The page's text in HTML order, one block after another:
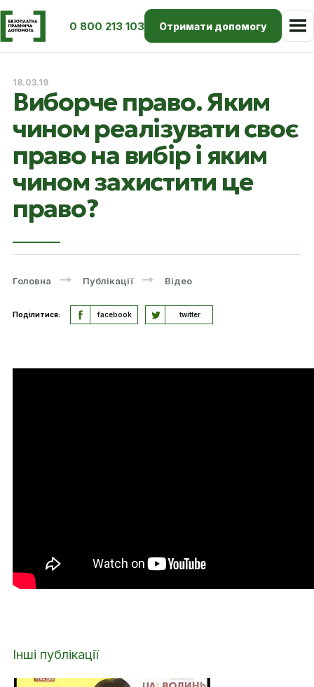
0 800 213 103 Отримати допомогу
18.03.19
Виборче право. Яким
чином реалізувати своє
право на вибір і яким
чином захистити це
право?
Головна Публікації Відео
Поділитися: facebook twitter
Інші публікації